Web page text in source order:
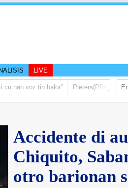
LIVE
nan voz tin balor” Pieters(PPA): Mas
Accidente di
Chiquito,
otro barionan